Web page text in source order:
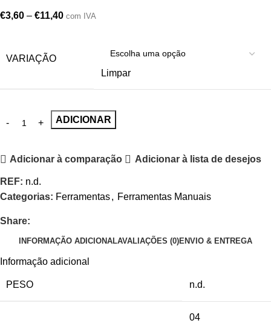
€3,60 – €11,40 com IVA
VARIAÇÃO
Limpar
ADICIONAR
Adicionar à comparação Adicionar à lista de desejos
REF: n.d.
Categorias: Ferramentas, Ferramentas Manuais
Share:
INFORMAÇÃO ADICIONALAVALIAÇÕES (0)ENVIO & ENTREGA
Informação adicional
PESO n.d.
04